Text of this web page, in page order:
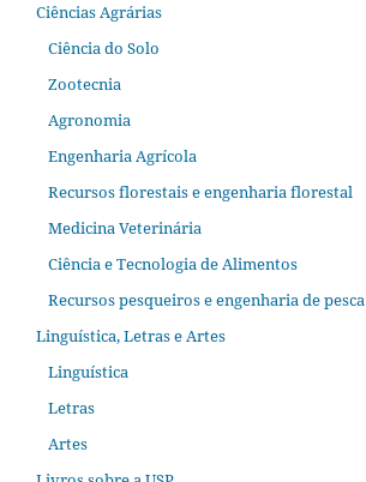
Ciências Agrárias
Ciência do Solo
Zootecnia
Agronomia
Engenharia Agrícola
Recursos florestais e engenharia florestal
Medicina Veterinária
Ciência e Tecnologia de Alimentos
Recursos pesqueiros e engenharia de pesca
Linguística, Letras e Artes
Linguística
Letras
Artes